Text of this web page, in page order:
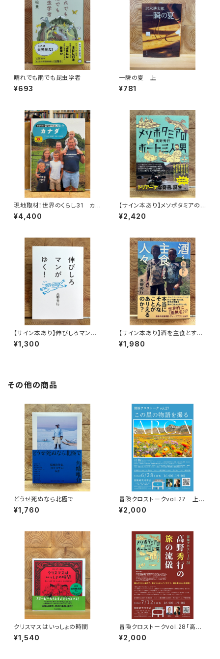
晴れでも雨でも昆虫学者
¥693
一瞬の夏 上
¥781
現地取材！世界のくらし31 カナ
ダ
¥4,400
【サイン本あり】メソポタミアの
ボート三人男
¥2,420
【サイン本あり】伸びしろマンが
ゆく！
¥1,300
【サイン本あり】酒を主食とする
人々 エチオピアの科学的秘境
を旅する
¥1,980
その他の商品
どうせ死ぬなら北極で
¥1,760
冒険クロストークvol.27 上田
優紀「この星の物語を撮る」録画
視聴権
¥2,000
クリスマスはいっしょの時間
¥1,540
冒険クロストークvol.28「高野
秀行の旅の流儀」録画視聴権
¥2,000